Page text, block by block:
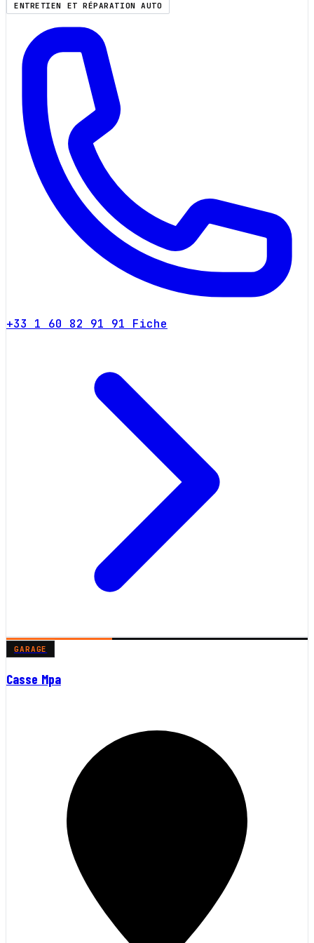
ENTRETIEN ET RÉPARATION AUTO
+33 1 60 82 91 91 Fiche
GARAGE
Casse Mpa